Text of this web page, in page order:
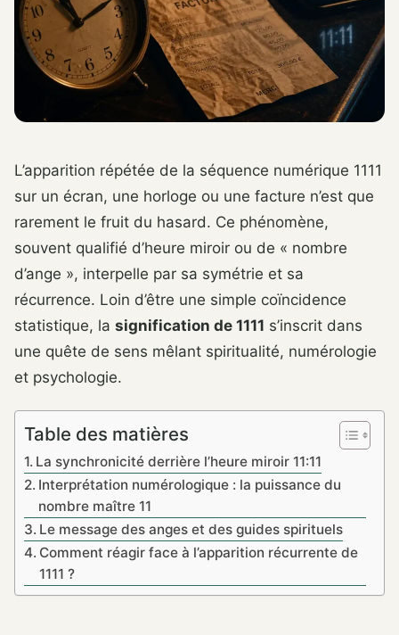
L’apparition répétée de la séquence numérique 1111
sur un écran, une horloge ou une facture n’est que
rarement le fruit du hasard. Ce phénomène,
souvent qualifié d’heure miroir ou de « nombre
d’ange », interpelle par sa symétrie et sa
récurrence. Loin d’être une simple coïncidence
statistique, la signification de 1111 s’inscrit dans
une quête de sens mêlant spiritualité, numérologie
et psychologie.
Table des matières
La synchronicité derrière l’heure miroir 11:11
Interprétation numérologique : la puissance du
nombre maître 11
Le message des anges et des guides spirituels
Comment réagir face à l’apparition récurrente de
1111 ?